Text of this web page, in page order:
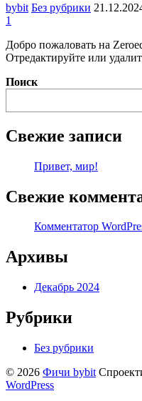
bybit Без рубрики
1
Добро пожаловать на
Отредактируйте или
Поиск
Свежие записи
Привет, мир!
Свежие
Комментатор
Архивы
Декабрь 2024
Рубрики
Без рубрики
© 2026 Фичи bybit
WordPress